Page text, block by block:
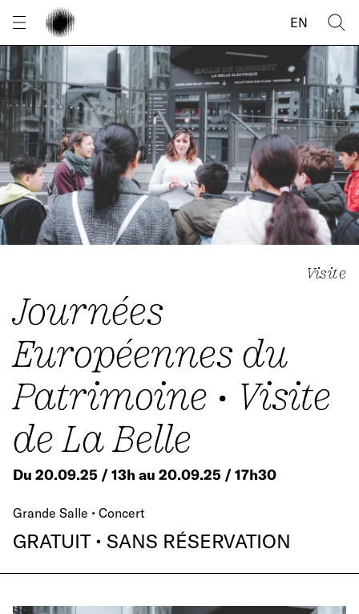
EN
Visite
Journées
Européennes du
Patrimoine • Visite
de La Belle
Du 20.09.25 / 13h au 20.09.25 / 17h30
Grande Salle • Concert
GRATUIT • SANS RÉSERVATION
Panneau de gestion des cookies